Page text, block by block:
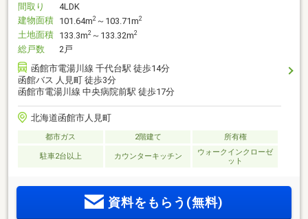
間取り
4LDK
建物面積 101.64m2 ～103.71m2
土地面積 133.3m2 ～133.32m2
総戸数
2戸
函館市電湯川線 千代台駅 徒歩14分
函館バス 人見町 徒歩3分
函館市電湯川線 中央病院前駅 徒歩17分
北海道函館市人見町
都市ガス 2階建て 所有権
駐車2台以上 カウンターキッチン
ウォークインクローゼ
ット
資料をもらう(無料)